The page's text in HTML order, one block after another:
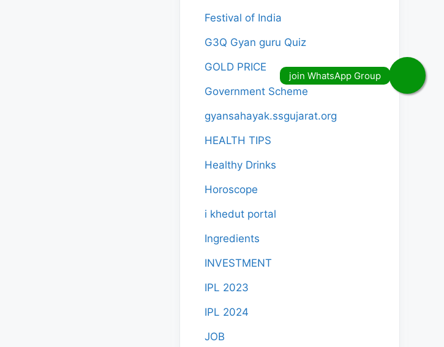
Festival of India
G3Q Gyan guru Quiz
GOLD PRICE
Government Scheme
gyansahayak.ssgujarat.org
HEALTH TIPS
Healthy Drinks
Horoscope
i khedut portal
Ingredients
INVESTMENT
IPL 2023
IPL 2024
JOB